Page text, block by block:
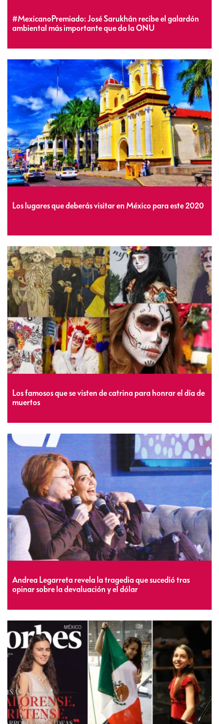
#MexicanoPremiado: José Sarukhán recibe el galardón
ambiental más importante que da la ONU
Los lugares que deberás visitar en México para este 2020
Los famosos que se visten de catrina para honrar el día de
muertos
Andrea Legarreta revela la tragedia que sucedió tras
opinar sobre la devaluación y el dólar